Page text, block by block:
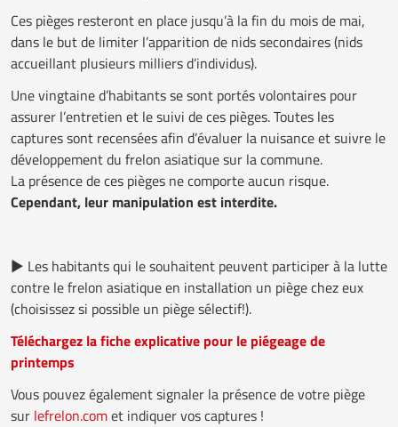
Ces pièges resteront en place jusqu’à la fin du mois de mai,
dans le but de limiter l’apparition de nids secondaires (nids
accueillant plusieurs milliers d’individus).
Une vingtaine d’habitants se sont portés volontaires pour
assurer l’entretien et le suivi de ces pièges. Toutes les
captures sont recensées afin d’évaluer la nuisance et suivre le
développement du frelon asiatique sur la commune.
La présence de ces pièges ne comporte aucun risque.
Cependant, leur manipulation est interdite.
► Les habitants qui le souhaitent peuvent participer à la lutte
contre le frelon asiatique en installation un piège chez eux
(choisissez si possible un piège sélectif!).
Téléchargez la fiche explicative pour le piégeage de
printemps
Vous pouvez également signaler la présence de votre piège
sur lefrelon.comet indiquer vos captures !